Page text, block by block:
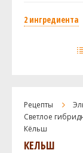
2 ингредиента
Курский
Рецепты
Светлое
Кёльш
КЕЛЬШ